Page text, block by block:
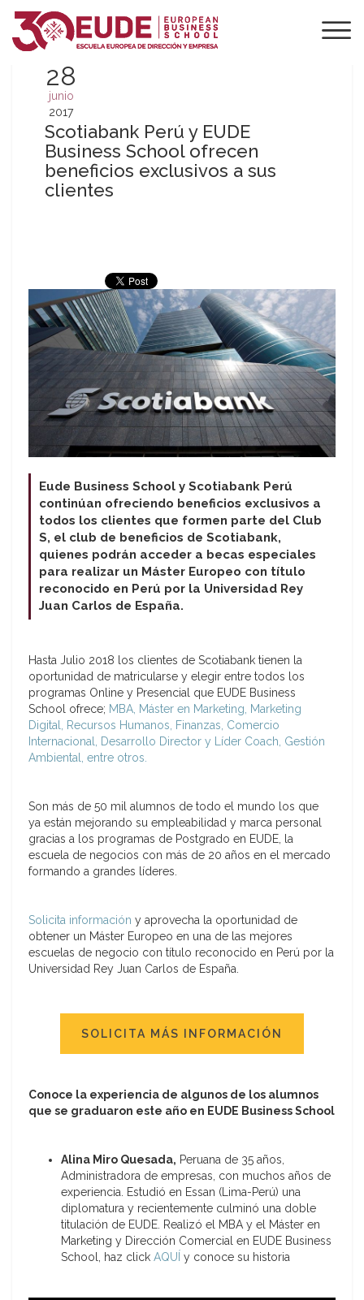
28
junio
2017
Scotiabank Perú y EUDE
Business School ofrecen
beneficios exclusivos a sus
clientes
Eude Business School y Scotiabank Perú
continúan ofreciendo beneficios exclusivos a
todos los clientes que formen parte del Club
S, el club de beneficios de Scotiabank,
quienes podrán acceder a becas especiales
para realizar un Máster Europeo con título
reconocido en Perú por la Universidad Rey
Juan Carlos de España.
Hasta Julio 2018 los clientes de Scotiabank tienen la
oportunidad de matricularse y elegir entre todos los
programas Online y Presencial que EUDE Business
School ofrece; MBA, Máster en Marketing, Marketing
Digital, Recursos Humanos, Finanzas, Comercio
Internacional, Desarrollo Director y Líder Coach, Gestión
Ambiental, entre otros.
Son más de 50 mil alumnos de todo el mundo los que
ya están mejorando su empleabilidad y marca personal
gracias a los programas de Postgrado en EUDE, la
escuela de negocios con más de 20 años en el mercado
formando a grandes líderes.
Solicita información y aprovecha la oportunidad de
obtener un Máster Europeo en una de las mejores
escuelas de negocio con título reconocido en Perú por la
Universidad Rey Juan Carlos de España.
SOLICITA MÁS INFORMACIÓN
Conoce la experiencia de algunos de los alumnos
que se graduaron este año en EUDE Business School
Alina Miro Quesada, Peruana de 35 años,
Administradora de empresas, con muchos años de
experiencia. Estudió en Essan (Lima-Perú) una
diplomatura y recientemente culminó una doble
titulación de EUDE. Realizó el MBA y el Máster en
Marketing y Dirección Comercial en EUDE Business
School, haz click AQUÍ y conoce su historia